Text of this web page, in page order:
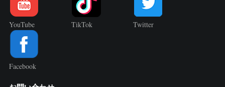
YouTube TikTok Twitter
Facebook